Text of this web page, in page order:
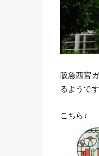
阪急西宮
るようです
こちら↓